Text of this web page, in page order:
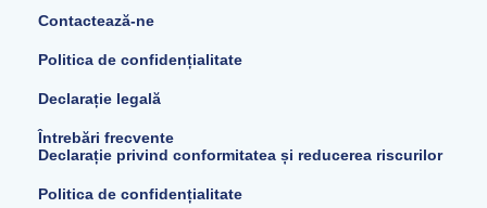
Contactează-ne
Politica de confidențialitate
Declarație legală
Întrebări frecvente
Declarație privind conformitatea și reducerea riscurilor
Politica de confidențialitate